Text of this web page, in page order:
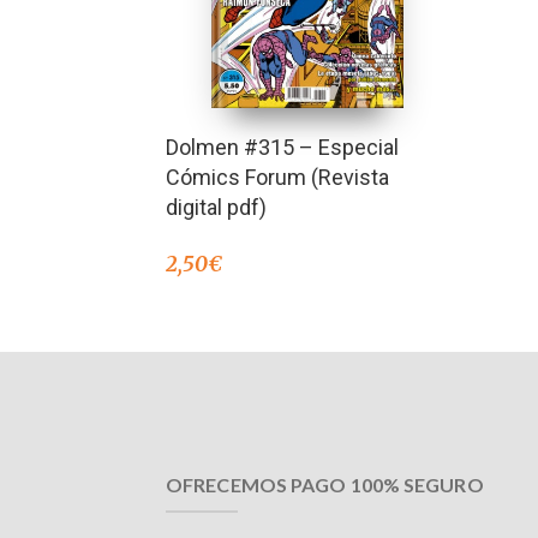
Dolmen #315 – Especial
Cómics Forum (Revista
digital pdf)
2,50€
OFRECEMOS PAGO 100% SEGURO